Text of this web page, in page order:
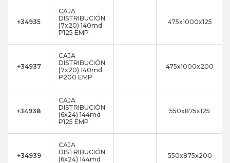
+34935
CAJA
DISTRIBUCIÓN
(7x20) 140md
P125 EMP
475x1000x125
+34937
CAJA
DISTRIBUCIÓN
(7x20) 140md
P200 EMP
475x1000x200
+34938
CAJA
DISTRIBUCIÓN
(6x24) 144md
P125 EMP
550x875x125
+34939
CAJA
DISTRIBUCIÓN
(6x24) 144md
550x875x200